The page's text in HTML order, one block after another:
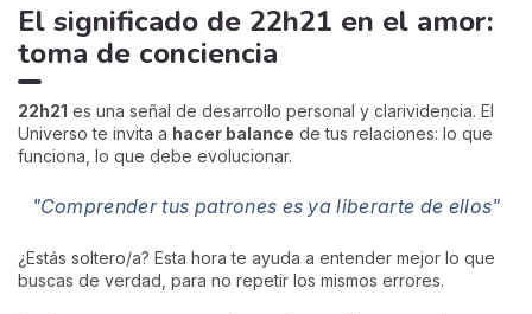
El significado de 22h21 en el amor:
toma de conciencia
22h21 es una señal de desarrollo personal y clarividencia. El
Universo te invita a hacer balance de tus relaciones: lo que
funciona, lo que debe evolucionar.
"Comprender tus patrones es ya liberarte de ellos"
¿Estás soltero/a? Esta hora te ayuda a entender mejor lo que
buscas de verdad, para no repetir los mismos errores.